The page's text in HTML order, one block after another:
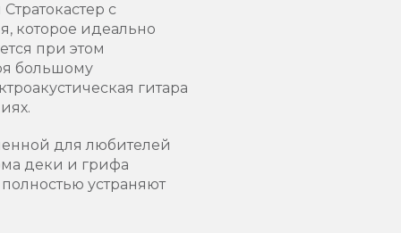
с
которое идеально
при этом
большому
гитара
для любителей
деки и грифа
устраняют